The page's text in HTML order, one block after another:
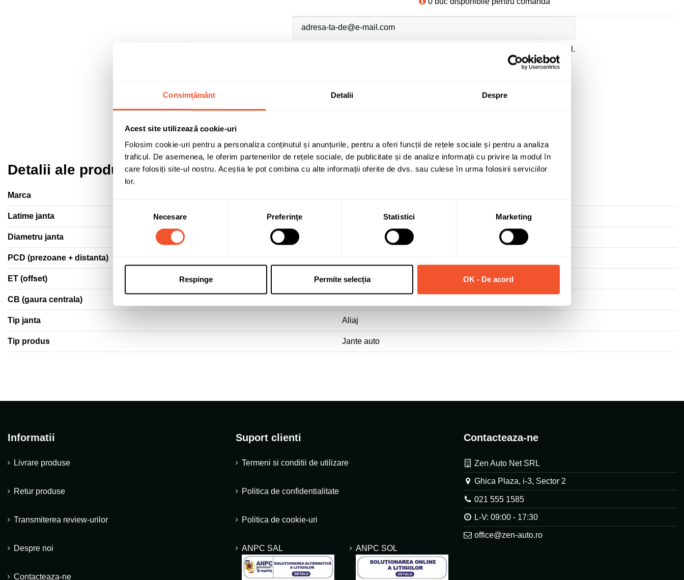
Consimțământ Detalii Despre
Acest site utilizează cookie-uri
Folosim cookie-uri pentru a personaliza conținutul și anunțurile, pentru a oferi funcții de rețele sociale și pentru a analiza
traficul. De asemenea, le oferim partenerilor de rețele sociale, de publicitate și de analize informații cu privire la modul în
care folosiți site-ul nostru. Aceștia le pot combina cu alte informații oferite de dvs. sau culese în urma folosirii serviciilor
lor.
consimțământului
Necesare Preferinţe Statistici Marketing
Respinge Permite selecția OK - De acord
a datelor cu caracter personal.
Detalii ale produsului
Marca
Latime janta
Diametru janta
PCD (prezoane + distanta)
ET (offset) 50
CB (gaura centrala)
Tip janta Aliaj
Tip produs Jante auto
Informatii
Livrare produse
Retur produse
Transmiterea review-urilor
Despre noi
Contacteaza-ne
Suport clienti
Termeni si conditii de utilizare
Politica de confidentialitate
Politica de cookie-uri
ANPC SAL ANPC SOL
Contacteaza-ne
Zen Auto Net SRL
Ghica Plaza, i-3, Sector 2
021 555 1585
L-V: 09:00 - 17:30
office@zen-auto.ro